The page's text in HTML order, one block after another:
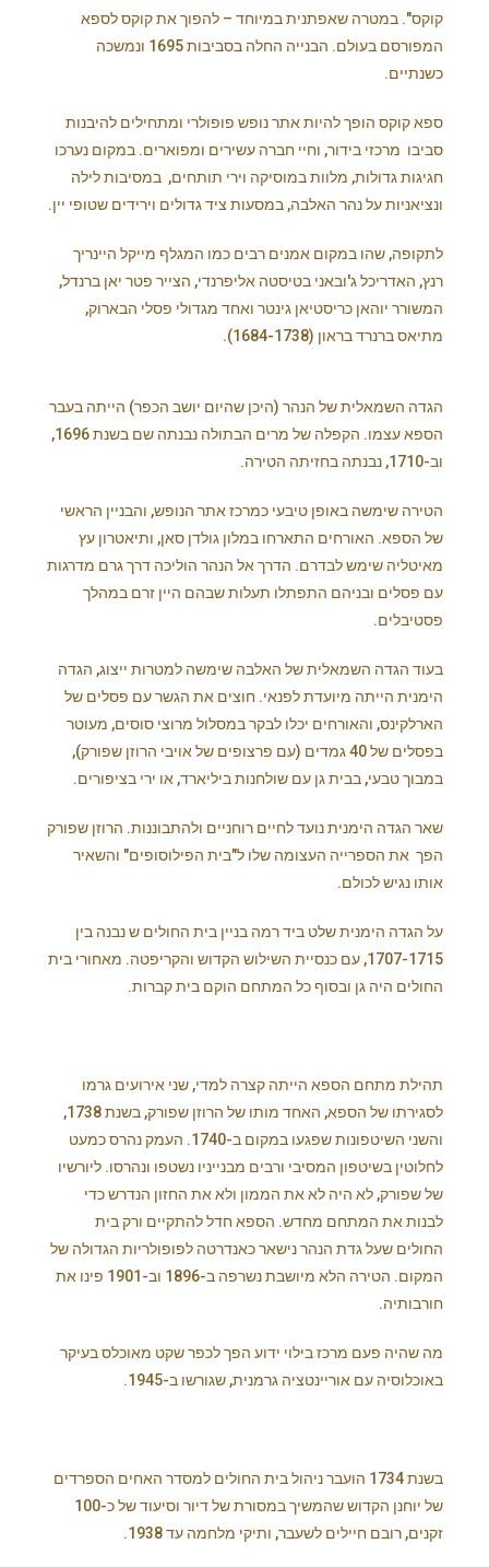
קוקס". במטרה שאפתנית במיוחד – להפוך את קוקס לספא
המפורסם בעולם. הבנייה החלה בסביבות 1695 ונמשכה
כשנתיים.
ספא קוקס הופך להיות אתר נופש פופולרי ומתחילים להיבנות
סביבו מרכזי בידור, וחיי חברה עשירים ומפוארים. במקום נערכו
חגיגות גדולות, מלוות במוסיקה וירי תותחים, במסיבות לילה
ונציאניות על נהר האלבה, במסעות ציד גדולים וירידים שטופי יין.
לתקופה, שהו במקום אמנים רבים כמו המגלף מייקל היינריך
רנץ, האדריכל ג'ובאני בטיסטה אליפרנדי, הצייר פטר יאן ברנדל,
המשורר יוהאן כריסטיאן גינטר ואחד מגדולי פסלי הבארוק,
מתיאס ברנרד בראון (1684-1738).
הגדה השמאלית של הנהר (היכן שהיום יושב הכפר) הייתה בעבר
הספא עצמו. הקפלה של מרים הבתולה נבנתה שם בשנת 1696,
וב-1710, נבנתה בחזיתה הטירה.
הטירה שימשה באופן טיבעי כמרכז אתר הנופש, והבניין הראשי
של הספא. האורחים התארחו במלון גולדן סאן, ותיאטרון עץ
מאיטליה שימש לבדרם. הדרך אל הנהר הוליכה דרך גרם מדרגות
עם פסלים ובניהם התפתלו תעלות שבהם היין זרם במהלך
פסטיבלים.
בעוד הגדה השמאלית של האלבה שימשה למטרות ייצוג, הגדה
הימנית הייתה מיועדת לפנאי. חוצים את הגשר עם פסלים של
הארלקינס, והאורחים יכלו לבקר במסלול מרוצי סוסים, מעוטר
בפסלים של 40 גמדים (עם פרצופים של אויבי הרוזן שפורק),
במבוך טבעי, בבית גן עם שולחנות ביליארד, או ירי בציפורים.
שאר הגדה הימנית נועד לחיים רוחניים ולהתבוננות. הרוזן שפורק
הפך את הספרייה העצומה שלו ל"בית הפילוסופים" והשאיר
אותו נגיש לכולם.
על הגדה הימנית שלט ביד רמה בניין בית החולים ש נבנה בין
1707-1715, עם כנסיית השילוש הקדוש והקריפטה. מאחורי בית
החולים היה גן ובסוף כל המתחם הוקם בית קברות.
תהילת מתחם הספא הייתה קצרה למדי, שני אירועים גרמו
לסגירתו של הספא, האחד מותו של הרוזן שפורק, בשנת 1738,
והשני השיטפונות שפגעו במקום ב-1740. העמק נהרס כמעט
לחלוטין בשיטפון המסיבי ורבים מבנייניו נשטפו ונהרסו. ליורשיו
של שפורק, לא היה לא את הממון ולא את החזון הנדרש כדי
לבנות את המתחם מחדש. הספא חדל להתקיים ורק בית
החולים שעל גדת הנהר נישאר כאנדרטה לפופולריות הגדולה של
המקום. הטירה הלא מיושבת נשרפה ב-1896 וב-1901 פינו את
חורבותיה.
מה שהיה פעם מרכז בילוי ידוע הפך לכפר שקט מאוכלס בעיקר
באוכלוסיה עם אוריינטציה גרמנית, שגורשו ב-1945.
בשנת 1734 הועבר ניהול בית החולים למסדר האחים הספרדים
של יוחנן הקדוש שהמשיך במסורת של דיור וסיעוד של כ-100
זקנים, רובם חיילים לשעבר, ותיקי מלחמה עד 1938.